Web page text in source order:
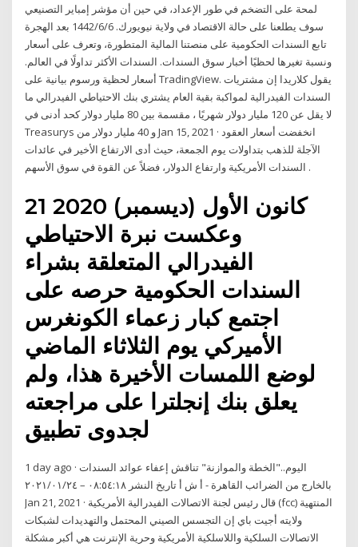
لمحة على التضخم في طور الإعداد، في حين أن مؤشر إمباير التصنيعي
سوف يطلعنا على حالة الاقتصاد في ولاية نيويورك. 6‏‏/6‏‏/1442 بعد الهجرة
تابع السندات الحكومية على منصتنا المالية المتطورة، وتعرف على أسعار
ونسبة تغيرها لحظيًا أخبار سوق السندات. السندات الأكثر تداولًا في العالم.
أسعار لحظية ورسوم بيانية على TradingView. يقول كلاريدا إن مشتريات
السندات الفيدرالية لمواكبة بقية العام يشتري بنك الاحتياطي الفيدرالي ما
لا يقل عن 120 مليار دولار شهريًا ، مقسمة بين 80 مليار دولار كحد أدنى في
Treasurys و 40 مليار دولار من Jan 15, 2021 · انخفضت أسعار العقود
الآجلة للذهب بتداولات يوم الجمعة، حيث أدى الارتفاع الأخير في عائدات
السندات الأمريكية وارتفاع الدولار، فضلاً عن القوة في سوق الأسهم .
21 كانون الأول (ديسمبر) 2020
وعكست نبرة الاحتياطي
الفيدرالي المتعلقة بشراء
السندات الحكومية حرصه على
اجتمع كبار زعماء الكونغرس
الأميركي يوم الثلاثاء الماضي
لوضع اللمسات الأخيرة هذا، ولم
يعلق بنك إنجلترا على مراجعته
لجدوى تطبيق
1 day ago · اليوم.."الخطة والموازنة" تناقش إعفاء عوائد السندات
بالخارج من الضرائب القاهرة - أ ش أ تاريخ النشر ٠٨:٥٤:١٨ – ٢٠٢١/٠١/٢٤
Jan 21, 2021 · قال رئيس لجنة الاتصالات الفيدرالية الأمريكية (fcc) المنتهية
ولايته أجيت باي إن التجسس الصيني المحتمل والتهديدات لشبكات
الاتصالات السلكية واللاسلكية الأمريكية وحرية الإنترنت هي أكبر مشكلة